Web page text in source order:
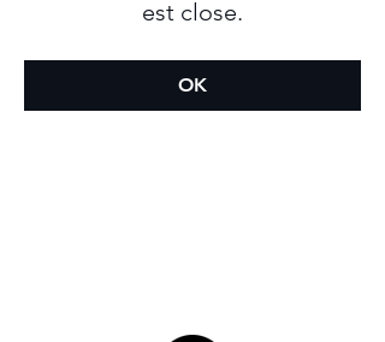
est close.
OK